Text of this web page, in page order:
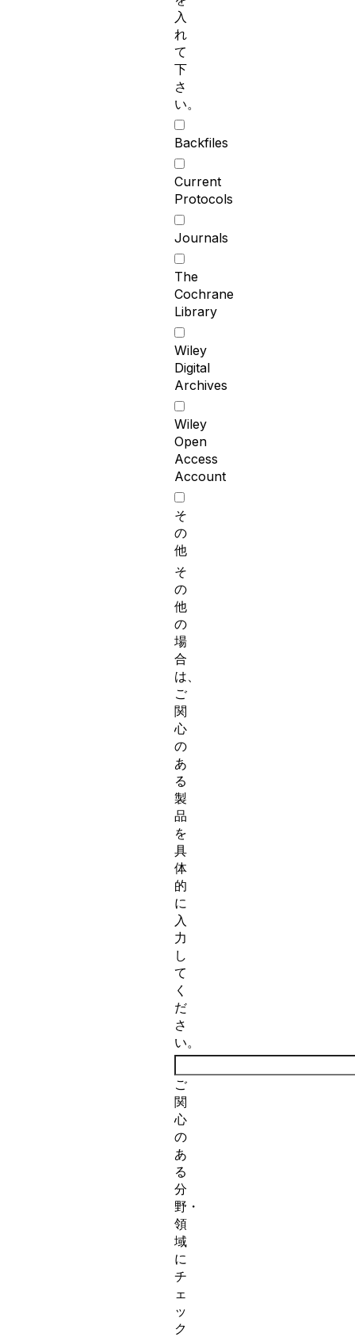
入
れ
て
下
さ
い。
Backfiles
Current
Protocols
Journals
The
Cochrane
Library
Wiley
Digital
Archives
Wiley
Open
Access
Account
そ
の
他
そ
の
他
の
場
合
は、
ご
関
心
の
あ
る
製
品
を
具
体
的
に
入
力
し
て
く
だ
さ
い。
ご
関
心
の
あ
る
分
野・
領
域
に
チ
ェ
ッ
ク